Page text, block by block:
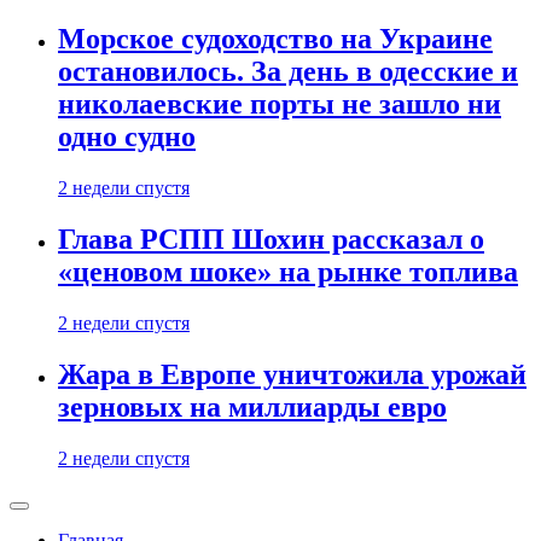
Морское судоходство на Украине
остановилось. За день в одесские и
николаевские порты не зашло ни
одно судно
2 недели спустя
Глава РСПП Шохин рассказал о
«ценовом шоке» на рынке топлива
2 недели спустя
Жара в Европе уничтожила урожай
зерновых на миллиарды евро
2 недели спустя